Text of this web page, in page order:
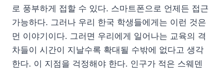
로 풍부하게 접할 수 있다. 스마트폰으로 언제든 접근
가능하다. 그러나 우리 한국 학생들에게는 이런 것은
먼 이야기이다. 그러면 우리에게 일어나는 교육의 격
차들이 시간이 지날수록 확대될 수밖에 없다고 생각
한다. 이 지점을 걱정해야 한다. 인구가 적은 스웨덴